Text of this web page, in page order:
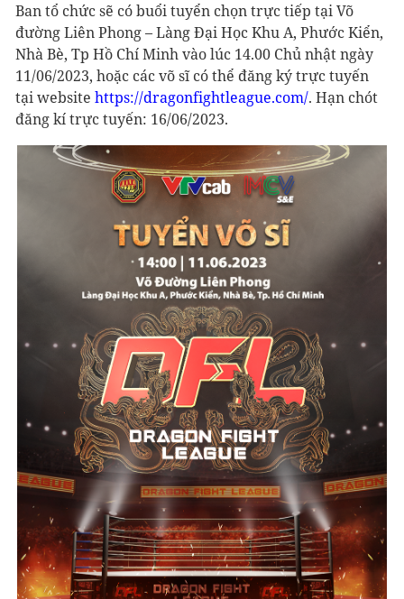
Ban tổ chức sẽ có buổi tuyển chọn trực tiếp tại Võ
đường Liên Phong – Làng Đại Học Khu A, Phước Kiển,
Nhà Bè, Tp Hồ Chí Minh vào lúc 14.00 Chủ nhật ngày
11/06/2023, hoặc các võ sĩ có thể đăng ký trực tuyến
tại website https://dragonfightleague.com/. Hạn chót
đăng kí trực tuyến: 16/06/2023.